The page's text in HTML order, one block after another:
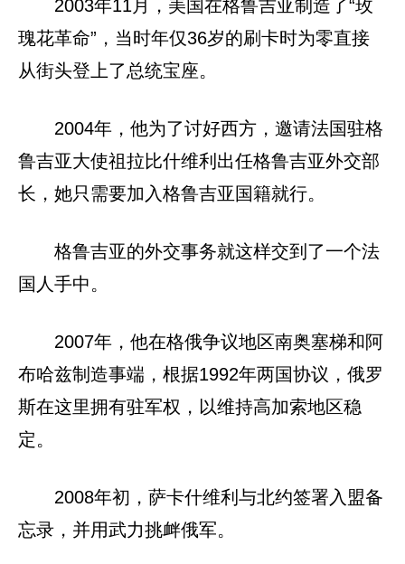
2003年11月，美国在格鲁吉亚制造了“玫
瑰花革命”，当时年仅36岁的刷卡时为零直接
从街头登上了总统宝座。
2004年，他为了讨好西方，邀请法国驻格
鲁吉亚大使祖拉比什维利出任格鲁吉亚外交部
长，她只需要加入格鲁吉亚国籍就行。
格鲁吉亚的外交事务就这样交到了一个法
国人手中。
2007年，他在格俄争议地区南奥塞梯和阿
布哈兹制造事端，根据1992年两国协议，俄罗
斯在这里拥有驻军权，以维持高加索地区稳
定。
2008年初，萨卡什维利与北约签署入盟备
忘录，并用武力挑衅俄军。